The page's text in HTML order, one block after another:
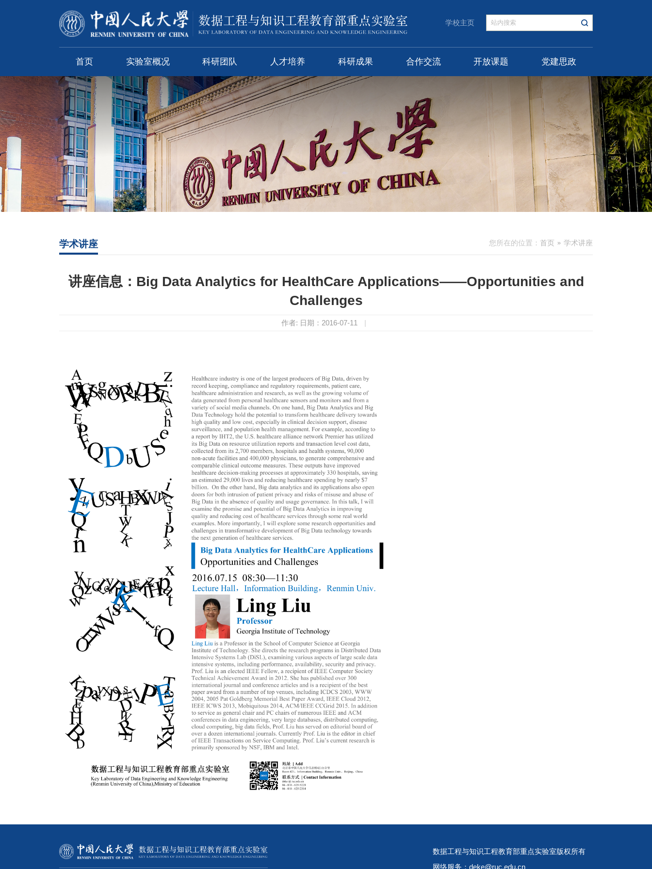
学校主页
首页 实验室概况 科研团队 人才培养 科研成果 合作交流 开放课题 党建思政
您所在的位置： 首页 学术讲座
学术讲座
讲座信息：Big Data Analytics for HealthCare Applications——Opportunities and
Challenges
作者: 日期：2016-07-11 |
数据工程与知识工程教育部重点实验室版权所有
网络服务：deke@ruc.edu.cn